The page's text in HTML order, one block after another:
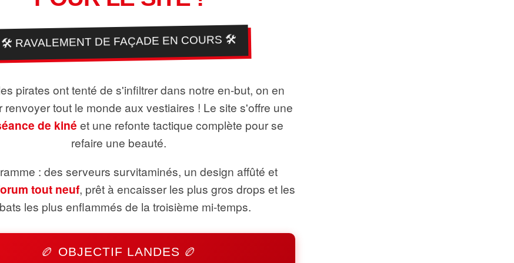
🛠️ RAVALEMENT DE FAÇADE EN COURS 🛠️
pirates ont tenté de s'infiltrer dans notre en-but, on en
renvoyer tout le monde aux vestiaires ! Le site s'offre une
de kiné et une refonte tactique complète pour se
refaire une beauté.
: des serveurs survitaminés, un design affûté et
tout neuf, prêt à encaisser les plus gros drops et les
les plus enflammés de la troisième mi-temps.
🏉 OBJECTIF LANDES 🏉